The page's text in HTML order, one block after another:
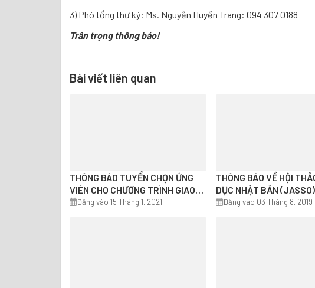
3) Phó tổng thư ký: Ms. Nguyễn Huyền Trang: 094 307 0188
Trân trọng thông báo!
Bài viết liên quan
THÔNG BÁO TUYỂN CHỌN ỨNG
VIÊN CHO CHƯƠNG TRÌNH GIAO
LƯU KAKEHASHI PROJECT 8
Đăng vào 15 Tháng 1, 2021
THÔNG BÁO VỀ HỘI
DỤC NHẬT BẢN
Đăng vào 03 Tháng 8, 2019